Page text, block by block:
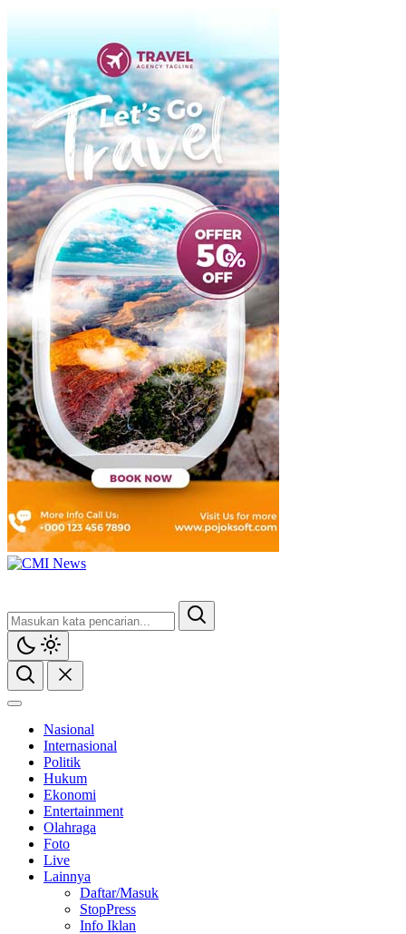
CMI News
Berani, Integritas dan Loyalitas
Nasional
Internasional
Politik
Hukum
Ekonomi
Entertainment
Olahraga
Foto
Live
Lainnya
Daftar/Masuk
StopPress
Info Iklan